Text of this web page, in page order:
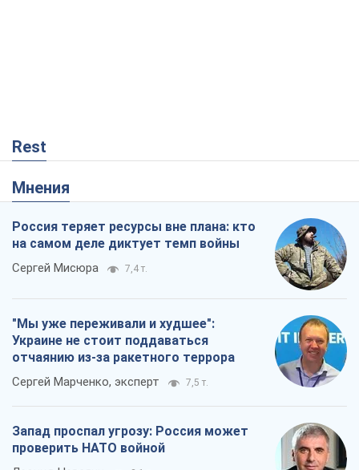
Rest
Мнения
Россия теряет ресурсы вне плана: кто
на самом деле диктует темп войны
Сергей Мисюра 7,4 т.
"Мы уже переживали и худшее":
Украине не стоит поддаваться
отчаянию из-за ракетного террора
Сергей Марченко, эксперт 7,5 т.
Запад проспал угрозу: Россия может
проверить НАТО войной